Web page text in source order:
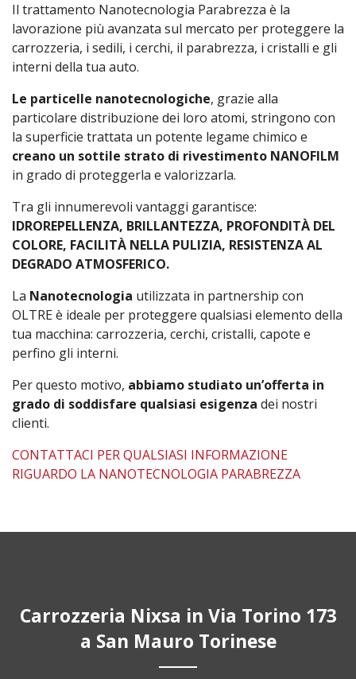
Il trattamento Nanotecnologia Parabrezza è la
lavorazione più avanzata sul mercato per proteggere la
carrozzeria, i sedili, i cerchi, il parabrezza, i cristalli e gli
interni della tua auto.
Le particelle nanotecnologiche, grazie alla
particolare distribuzione dei loro atomi, stringono con
la superficie trattata un potente legame chimico e
creano un sottile strato di rivestimento NANOFILM
in grado di proteggerla e valorizzarla.
Tra gli innumerevoli vantaggi garantisce:
IDROREPELLENZA, BRILLANTEZZA, PROFONDITÀ DEL
COLORE, FACILITÀ NELLA PULIZIA, RESISTENZA AL
DEGRADO ATMOSFERICO.
La Nanotecnologia utilizzata in partnership con
OLTRE è ideale per proteggere qualsiasi elemento della
tua macchina: carrozzeria, cerchi, cristalli, capote e
perfino gli interni.
Per questo motivo, abbiamo studiato un’offerta in
grado di soddisfare qualsiasi esigenza dei nostri
clienti.
CONTATTACI PER QUALSIASI INFORMAZIONE
RIGUARDO LA NANOTECNOLOGIA PARABREZZA
Carrozzeria Nixsa in Via Torino 173
a San Mauro Torinese